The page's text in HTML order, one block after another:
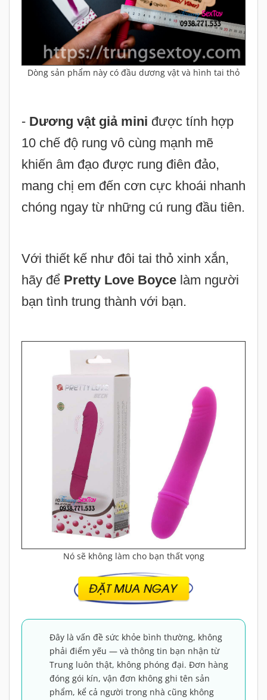
Dòng sản phẩm này có đầu dương vật và hình tai thỏ
Dương vật giả miniđược tính hợp
10 chế độ rung vô cùng mạnh mẽ
mang chị em đến cơn cực khoái nhanh
chóng ngay từ những cú rung đầu tiên.
Với thiết kế như đôi tai thỏ xinh xắn,
hãy để
Pretty Love Boyce
làm người
Nó sẽ không làm cho bạn thất vọng
Đây là vấn đề sức khỏe bình thường, không
phải điểm yếu — và thông tin bạn nhận từ
Trung luôn thật, không phóng đại. Đơn hàng
đóng gói kín, vận đơn không ghi tên sản
biết.Xem chính sách giao hàng và đổi trả
đầy đủ →Còn băn khoăn sản phẩm nào phù
hợp với tình trạng của mình? Nhắn Zalo
0938.771.533 , Trung tư vấn riêng, không